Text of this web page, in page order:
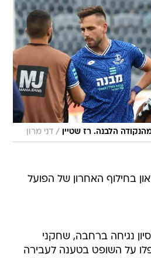
הלבנה. רז שטיין / דני מרון
בחילוף האחרון של הפועל
נגיחה ברחבה, שחקני
על השופט בטענה לעבירה